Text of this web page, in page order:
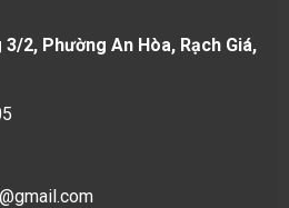
2, Phường An Hòa, Rạch Giá,